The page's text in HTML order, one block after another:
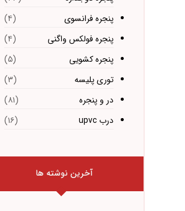
پنجره فرانسوی
(۴)
پنجره فولکس واگنی
(۴)
پنجره کشویی
(۵)
توری پلیسه
(۳)
در و پنجره
(۸۱)
درب upvc
(۱۶)
آخرین نوشته ها